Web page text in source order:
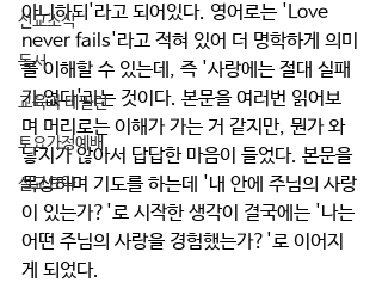
선교소식
독서
교육과 테필린
토요가정예배
설교요약
아니하되'라고 되어있다. 영어로는 'Love
never fails'라고 적혀 있어 더 명학하게 의미
를 이해할 수 있는데, 즉 '사랑에는 절대 실패
가 없다'라는 것이다. 본문을 여러번 읽어보
며 머리로는 이해가 가는 거 같지만, 뭔가 와
닿지가 않아서 답답한 마음이 들었다. 본문을
묵상하며 기도를 하는데 '내 안에 주님의 사랑
이 있는가?'로 시작한 생각이 결국에는 '나는
어떤 주님의 사랑을 경험했는가?'로 이어지
게 되었다.